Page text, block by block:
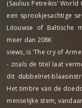
(Saulius Petreikis’
een sprookjesachtige
Litouwse of Baltische
meer dan 208K
views, is ‘The cry of
- zoals de titel laat
dit dubbelriet-
Het timbre van de
menselijke stem,